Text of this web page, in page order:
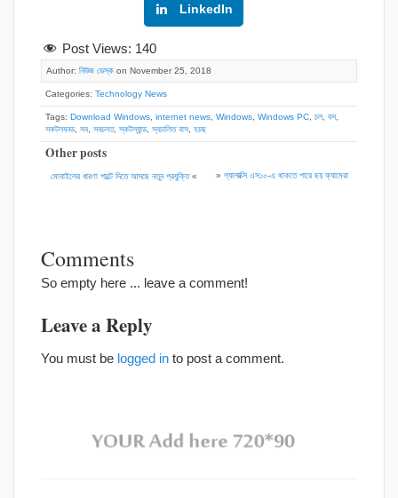
LinkedIn
Post Views: 140
Author: নিউজ ডেস্ক on November 25, 2018
Categories: Technology News
Tags: Download Windows, internet news, Windows, Windows PC, চল, বস,
সকটলযনড, সব, সবচলত, স্কটল্যান্ড, স্বচালিত বাস, হচছ
Other posts
মোবাইলের ধারণা পাল্টে দিতে আসছে নতুন প্রযুক্তি« » গ্যালাক্সি এস১০-এ থাকতে পারে ছয় ক্যামেরা
Comments
So empty here ... leave a comment!
Leave a Reply
You must be logged in to post a comment.